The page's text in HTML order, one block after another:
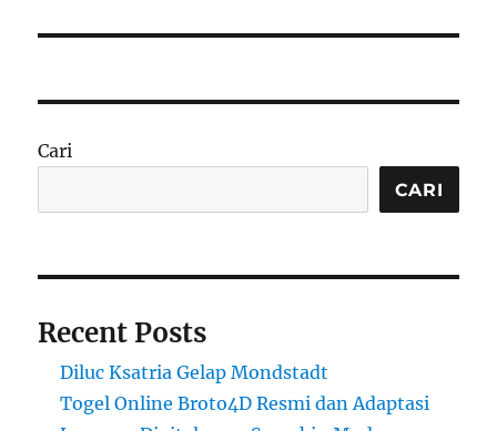
Cari
CARI
Recent Posts
Diluc Ksatria Gelap Mondstadt
Togel Online Broto4D Resmi dan Adaptasi